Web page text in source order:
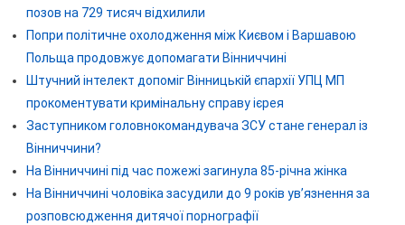
позов на 729 тисяч відхилили
Попри політичне охолодження між Києвом і Варшавою
Польща продовжує допомагати Вінниччині
Штучний інтелект допоміг Вінницькій єпархії УПЦ МП
прокоментувати кримінальну справу ієрея
Заступником головнокомандувача ЗСУ стане генерал із
Вінниччини?
На Вінниччині під час пожежі загинула 85-річна жінка
На Вінниччині чоловіка засудили до 9 років ув’язнення за
розповсюдження дитячої порнографії